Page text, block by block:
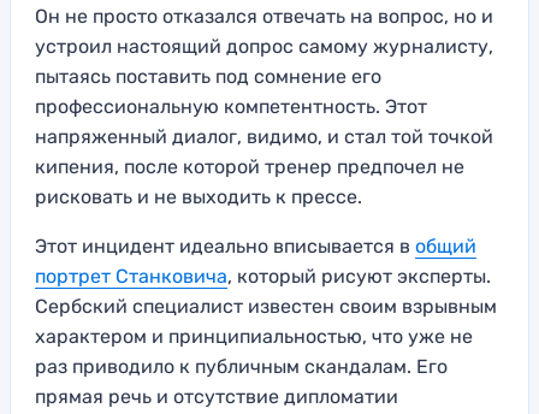
Он не просто отказался отвечать на вопрос, но и
устроил настоящий допрос самому журналисту,
пытаясь поставить под сомнение его
профессиональную компетентность. Этот
напряженный диалог, видимо, и стал той точкой
кипения, после которой тренер предпочел не
рисковать и не выходить к прессе.
Этот инцидент идеально вписывается в общий
портрет Станковича, который рисуют эксперты.
Сербский специалист известен своим взрывным
характером и принципиальностью, что уже не
раз приводило к публичным скандалам. Его
прямая речь и отсутствие дипломатии